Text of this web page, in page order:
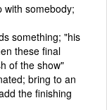
with somebody;
something; "his
these final
of the show"
bring to an
the finishing